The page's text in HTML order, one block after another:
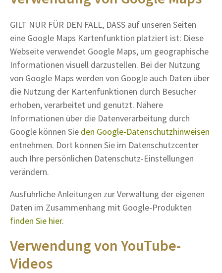
GILT NUR FÜR DEN FALL, DASS auf unseren Seiten
eine Google Maps Kartenfunktion platziert ist: Diese
Webseite verwendet Google Maps, um geographische
Informationen visuell darzustellen. Bei der Nutzung
von Google Maps werden von Google auch Daten über
die Nutzung der Kartenfunktionen durch Besucher
erhoben, verarbeitet und genutzt. Nähere
Informationen über die Datenverarbeitung durch
Google können Sie den Google-Datenschutzhinweisen
entnehmen. Dort können Sie im Datenschutzcenter
auch Ihre persönlichen Datenschutz-Einstellungen
verändern.
Ausführliche Anleitungen zur Verwaltung der eigenen
Daten im Zusammenhang mit Google-Produkten
finden Sie hier.
Verwendung von YouTube-
Videos